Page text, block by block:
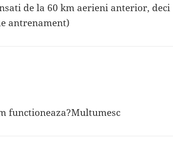
de la 60 km aerieni anterior, deci
antrenament)
functioneaza?Multumesc